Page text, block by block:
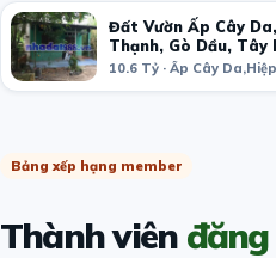
Đất Vườn Ấp Cây
Thạnh, Gò Dầu, Tây
Bảng xếp hạng member
Thành viên